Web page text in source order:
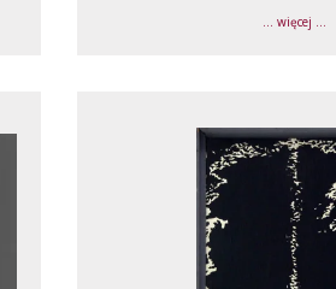
... więcej ...